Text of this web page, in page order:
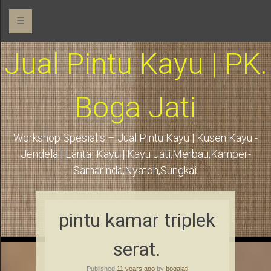
☰
Jual Pintu Kayu | PK.
Boga Jati
Workshop Spesialis – Jual Pintu Kayu | Kusen Kayu -
Jendela | Lantai Kayu | Kayu Jati,Merbau,Kamper-
Samarinda,Nyatoh,Sungkai.
pintu kamar triplek
serat.
Published 11 years agoby bogajati